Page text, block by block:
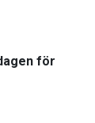
för